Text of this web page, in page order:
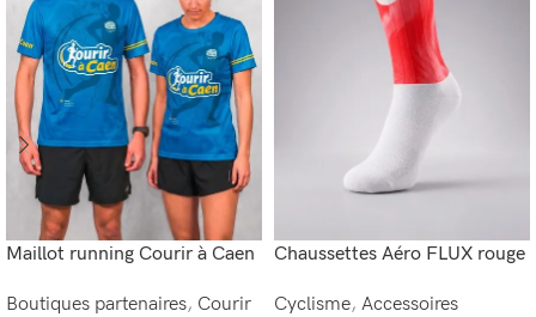
Maillot running Courir à Caen
Boutiques partenaires, Courir
Chaussettes Aéro FLUX rouge
Cyclisme, Accessoires